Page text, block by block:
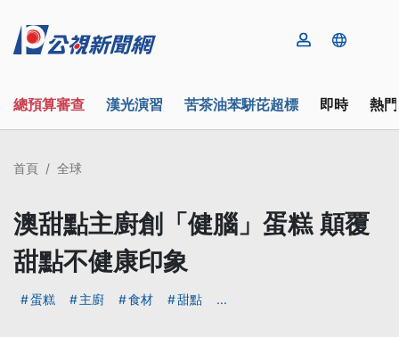
總預算審查 漢光演習 苦茶油苯駢芘超標 即時 熱
首頁 全球
澳甜點主廚創「健腦」蛋糕 顛覆
甜點不健康印象
蛋糕 主廚 食材 甜點 ...